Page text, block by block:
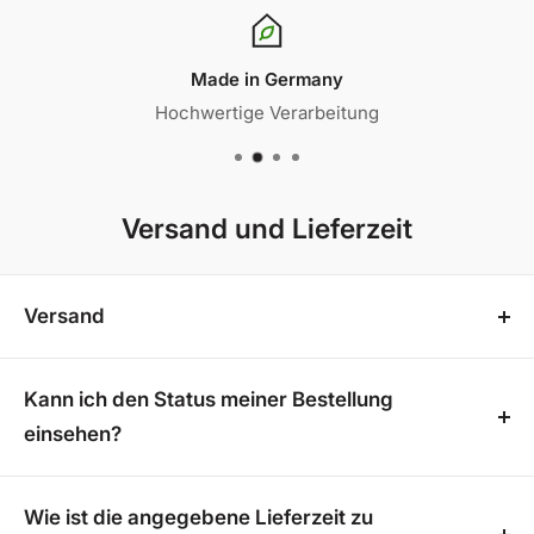
Made in Germany
Hochwertige Verarbeitung
Versand und Lieferzeit
Versand
kostenfreien Versandinnerhalb von 4-5 Werktagen
an. Für Terrassenüberdachungen beträgt die
sichere und zuverlässige Lieferung.
Kann ich den Status meiner Bestellung
einsehen?
eine Versandbestätigung mit einer
Wie ist die angegebene Lieferzeit zu